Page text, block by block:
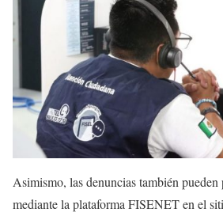
Asimismo, las denuncias también pueden
mediante la plataforma FISENET en el